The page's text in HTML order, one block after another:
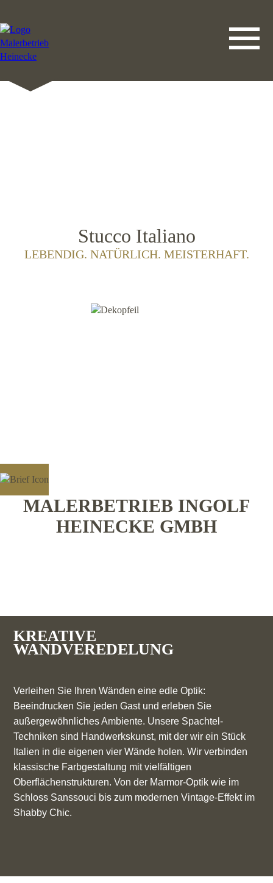
Stucco Italiano
LEBENDIG. NATÜRLICH. MEISTERHAFT.
MALERBETRIEB INGOLF
HEINECKE GMBH
KREATIVE
WANDVEREDELUNG
Verleihen Sie Ihren Wänden eine edle Optik:
Beeindrucken Sie jeden Gast und erleben Sie
außergewöhnliches Ambiente. Unsere Spachtel-
Techniken sind Handwerkskunst, mit der wir ein Stück
Italien in die eigenen vier Wände holen. Wir verbinden
klassische Farbgestaltung mit vielfältigen
Oberflächenstrukturen. Von der Marmor-Optik wie im
Schloss Sanssouci bis zum modernen Vintage-Effekt im
Shabby Chic.